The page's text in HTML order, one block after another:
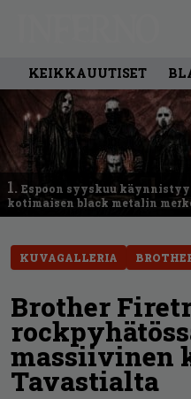
KEIKKAUUTISET
1. Espoon syyskuu käynnistyy
kotimaisen black metalin
KUVAGALLERIA
Brother
massiivinen
Tavastialta